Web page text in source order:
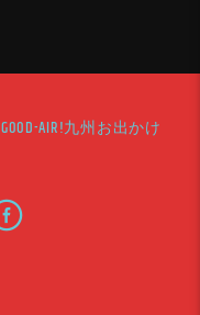
GOOD-AIR!九州お出かけ